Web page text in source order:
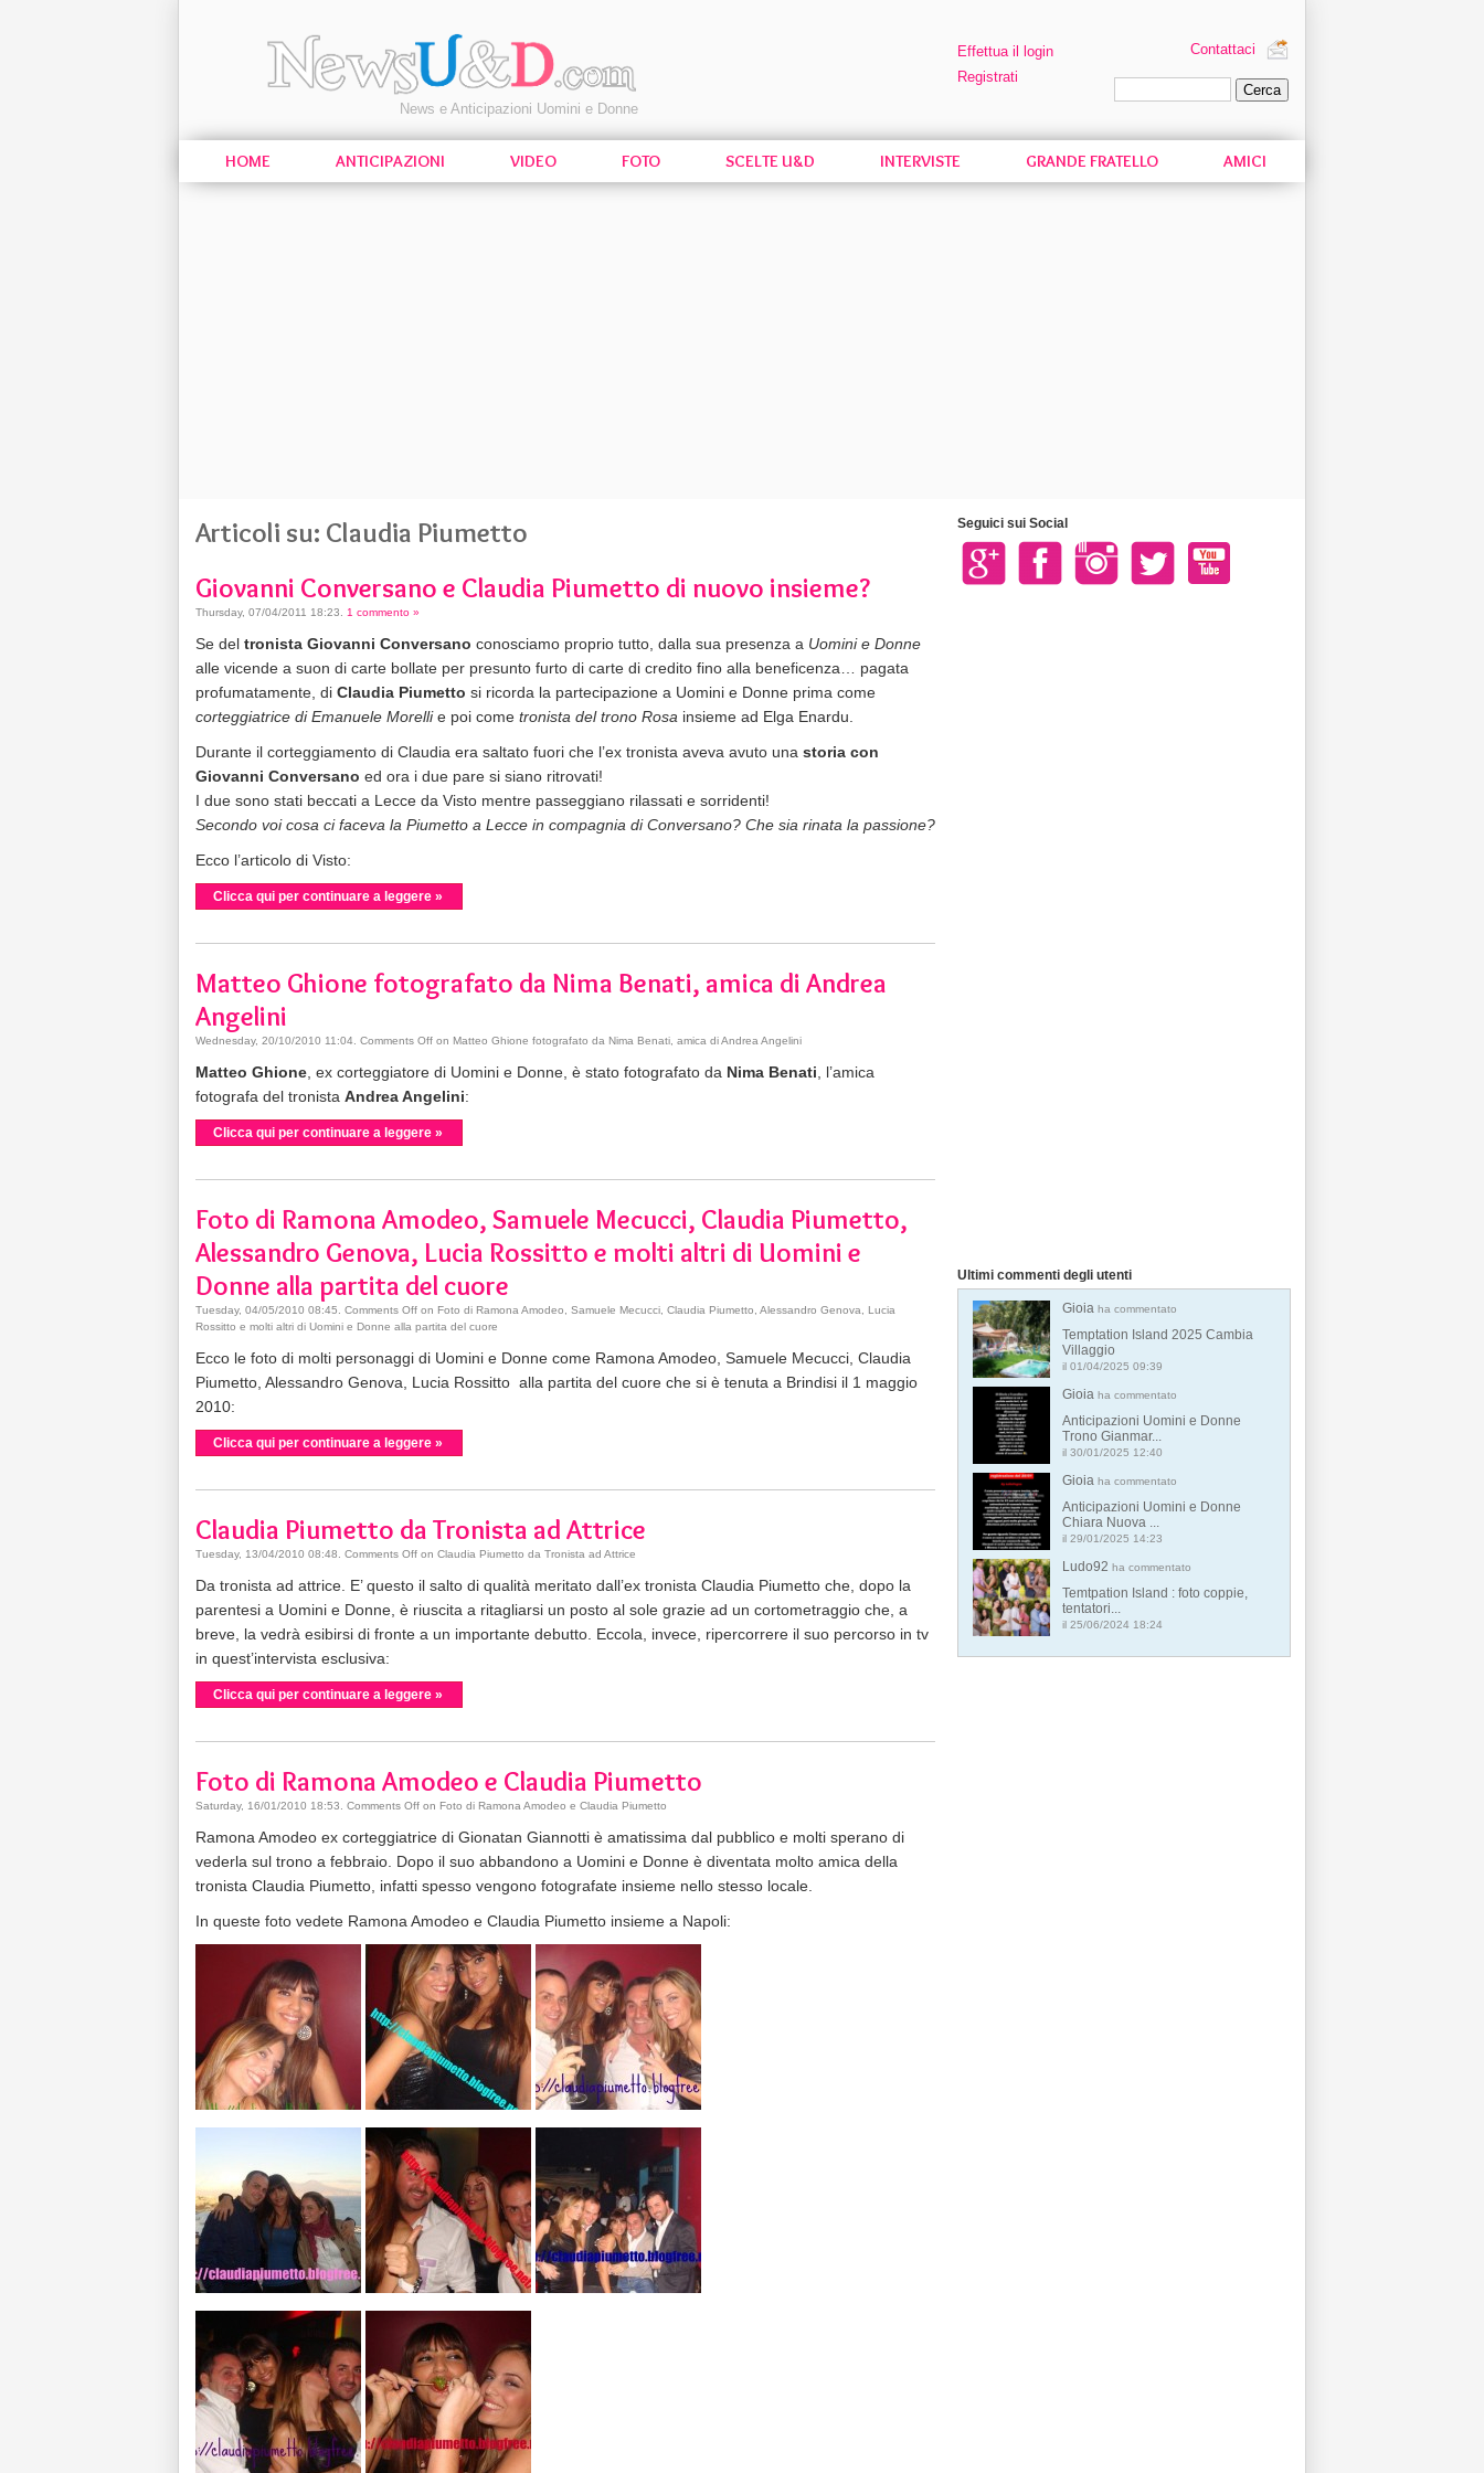
News e Anticipazioni Uomini e Donne
Effettua il login
Registrati
Contattaci
HOME ANTICIPAZIONI VIDEO FOTO SCELTE U&D INTERVISTE GRANDE FRATELLO AMICI
Articoli su: Claudia Piumetto
Giovanni Conversano e Claudia Piumetto di nuovo insieme?
Thursday, 07/04/2011 18:23 1 commento »
Se del tronista Giovanni Conversano conosciamo proprio tutto, dalla sua presenza a Uomini e Donne
alle vicende a suon di carte bollate per presunto furto di carte di credito fino alla beneficenza… pagata
profumatamente, di Claudia Piumetto si ricorda la partecipazione a Uomini e Donne prima come
corteggiatrice di Emanuele Morellie poi come tronista del trono Rosa insieme ad Elga Enardu.
Durante il corteggiamento di Claudia era saltato fuori che l’ex tronista aveva avuto una storia con
Giovanni Conversano ed ora i due pare si siano ritrovati!
I due sono stati beccati a Lecce da Visto mentre passeggiano rilassati e sorridenti!
Secondo voi cosa ci faceva la Piumetto a Lecce in compagnia di Conversano? Che sia rinata la passione?
Ecco l’articolo di Visto:
Clicca qui per continuare a leggere »
Matteo Ghione fotografato da Nima Benati, amica di Andrea
Angelini
Wednesday, 20/10/2010 11:04 Comments Off on Matteo Ghione fotografato da Nima Benati, amica di Andrea Angelini
Matteo Ghione , ex corteggiatore di Uomini e Donne, è stato fotografato da Nima Benati , l’amica
fotografa del tronista Andrea Angelini:
Clicca qui per continuare a leggere »
Foto di Ramona Amodeo, Samuele Mecucci, Claudia Piumetto,
Alessandro Genova, Lucia Rossitto e molti altri di Uomini e
Donne alla partita del cuore
Tuesday, 04/05/2010 08:45 Comments Off on Foto di Ramona Amodeo, Samuele Mecucci, Claudia Piumetto, Alessandro Genova, Lucia
Rossitto e molti altri di Uomini e Donne alla partita del cuore
Ecco le foto di molti personaggi di Uomini e Donne come Ramona Amodeo, Samuele Mecucci, Claudia
Piumetto, Alessandro Genova, Lucia Rossitto alla partita del cuore che si è tenuta a Brindisi il 1 maggio
2010:
Clicca qui per continuare a leggere »
Claudia Piumetto da Tronista ad Attrice
Tuesday, 13/04/2010 08:48 Comments Off on Claudia Piumetto da Tronista ad Attrice
Da tronista ad attrice. E’ questo il salto di qualità meritato dall’ex tronista Claudia Piumetto che, dopo la
parentesi a Uomini e Donne, è riuscita a ritagliarsi un posto al sole grazie ad un cortometraggio che, a
breve, la vedrà esibirsi di fronte a un importante debutto. Eccola, invece, ripercorrere il suo percorso in tv
in quest’intervista esclusiva:
Clicca qui per continuare a leggere »
Foto di Ramona Amodeo e Claudia Piumetto
Saturday, 16/01/2010 18:53 Comments Off on Foto di Ramona Amodeo e Claudia Piumetto
Ramona Amodeo ex corteggiatrice di Gionatan Giannotti è amatissima dal pubblico e molti sperano di
vederla sul trono a febbraio. Dopo il suo abbandono a Uomini e Donne è diventata molto amica della
tronista Claudia Piumetto, infatti spesso vengono fotografate insieme nello stesso locale.
In queste foto vedete Ramona Amodeo e Claudia Piumetto insieme a Napoli:
Seguici sui Social
Ultimi commenti degli utenti
Gioia ha commentato
Temptation Island 2025 Cambia
Villaggio
il 01/04/2025 09:39
Gioia ha commentato
Anticipazioni Uomini e Donne
Trono Gianmar...
il 30/01/2025 12:40
Gioia ha commentato
Anticipazioni Uomini e Donne
Chiara Nuova ...
il 29/01/2025 14:23
Ludo92 ha commentato
Temtpation Island : foto coppie,
tentatori...
il 25/06/2024 18:24